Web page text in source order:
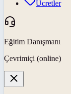
Ücretler
Eğitim Danışmanı
Çevrimiçi (online)